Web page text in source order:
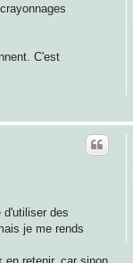
C'est
d'utiliser des
je me rends